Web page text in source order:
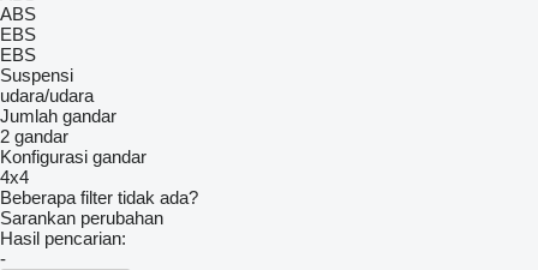
ABS
EBS
EBS
Suspensi
udara/udara
Jumlah gandar
2 gandar
Konfigurasi gandar
4x4
Beberapa filter tidak ada?
Sarankan perubahan
Hasil pencarian:
-